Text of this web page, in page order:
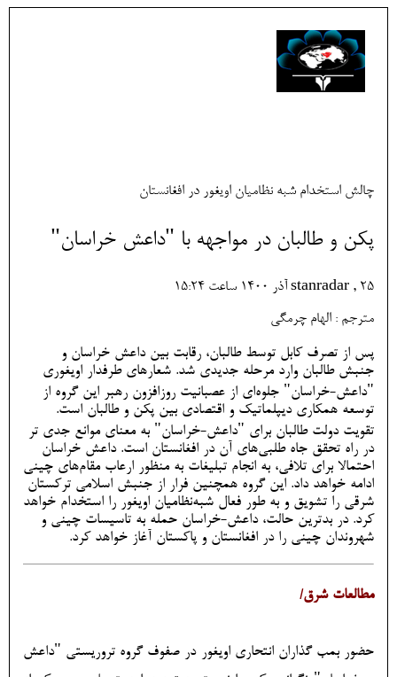
چالش استخدام شبه نظامیان اویغور در افغانستان
پکن و طالبان در مواجهه با "داعش خراسان"
stanradar , 25 آذر 1400 ساعت 15:24
مترجم : الهام چرمگی
پس از تصرف کابل توسط طالبان، رقابت بین داعش خراسان و
جنبش طالبان وارد مرحله جدیدی شد. شعارهای طرفدار اویغوری
"داعش-خراسان" جلوه‌ای از عصبانیت روزافزون رهبر این گروه از
توسعه همکاری دیپلماتیک و اقتصادی بین پکن و طالبان است.
تقویت دولت طالبان برای "داعش-خراسان" به معنای موانع جدی تر
در راه تحقق جاه طلبی‌های آن در افغانستان است. داعش خراسان
احتمالا برای تلافی، به انجام تبلیغات به منظور ارعاب مقام‌های چینی
ادامه خواهد داد. این گروه همچنین فرار از جنبش اسلامی ترکستان
شرقی را تشویق و به طور فعال شبه‌نظامیان اویغور را استخدام خواهد
کرد. در بدترین حالت، داعش-خراسان حمله به تاسیسات چینی و
شهروندان چینی را در افغانستان و پاکستان آغاز خواهد کرد.
مطالعات شرق/
حضور بمب گذاران انتحاری اویغور در صفوف گروه تروریستی "داعش